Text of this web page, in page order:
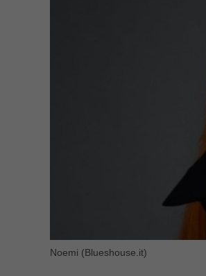
Noemi (Blueshouse.it)